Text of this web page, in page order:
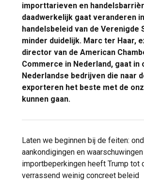
importtarieven en
daadwerkelijk gaat veranderen
handelsbeleid van de Verenigde
minder duidelijk. Marc ter Haar,
director van de American
Commerce in Nederland, gaat in
Nederlandse bedrijven die naar
exporteren het beste met de
kunnen gaan.
Laten we beginnen bij de feiten:
aankondigingen en
importbeperkingen heeft Trump tot
verrassend weinig concreet beleid